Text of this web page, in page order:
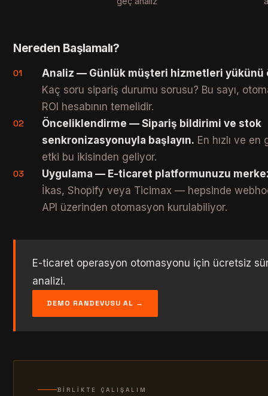
Nereden Başlamalı?
01
Analiz — Günlük müşteri hizmetleri yükünü
Kaç soru sipariş durumu sorusu? Bu sayı,
ROI hesabının temelidir.
02
Önceliklendirme — Sipariş bildirimi ve stok
senkronizasyonuyla başlayın. En hızlı ve en
etki bu ikisinden geliyor.
03
Uygulama — E-ticaret platformunuzu
İkas, Shopify veya Ticimax — hepsinde
API üzerinden otomasyon kurulabiliyor.
E-ticaret operasyon otomasyonu için ücretsiz
analizi.
DEMO RANDEVUSU AL →
BIRLIKTE ÇALIŞALIM